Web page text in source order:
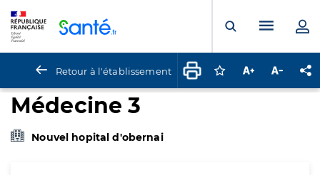
Ouvrir laMenu
Retour à l'établissement Connectez-vous
Augmenter la
Médecine 3
Nouvel hopital d'obernai